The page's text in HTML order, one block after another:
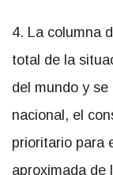
4. La columna
total de la
del mundo y
nacional, el
prioritario para
aproximada de